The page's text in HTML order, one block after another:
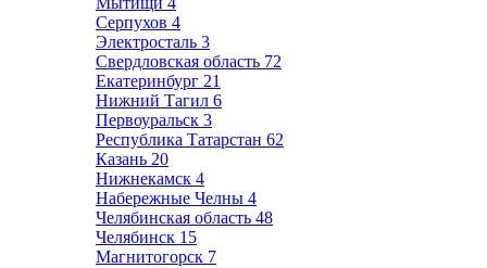
Серпухов 4
Электросталь 3
Свердловская область 72
Екатеринбург 21
Нижний Тагил 6
Первоуральск 3
Республика Татарстан 62
Казань 20
Нижнекамск 4
Набережные Челны 4
Челябинская область 48
Челябинск 15
Магнитогорск 7